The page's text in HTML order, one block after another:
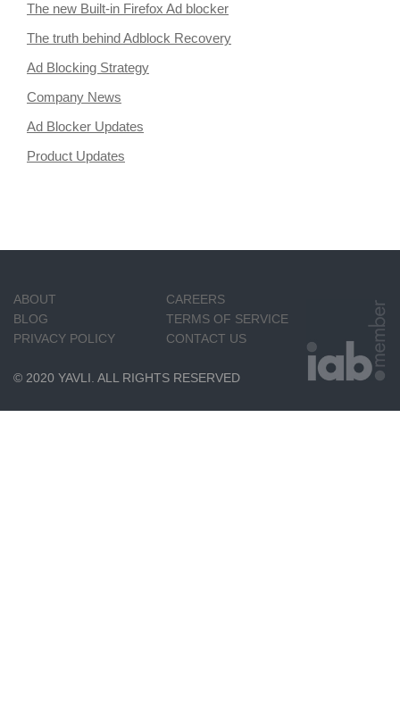
The new Built-in Firefox Ad blocker
The truth behind Adblock Recovery
Ad Blocking Strategy
Company News
Ad Blocker Updates
Product Updates
ABOUT
CAREERS
BLOG
TERMS OF SERVICE
PRIVACY POLICY
CONTACT US
© 2020 YAVLI. ALL RIGHTS RESERVED